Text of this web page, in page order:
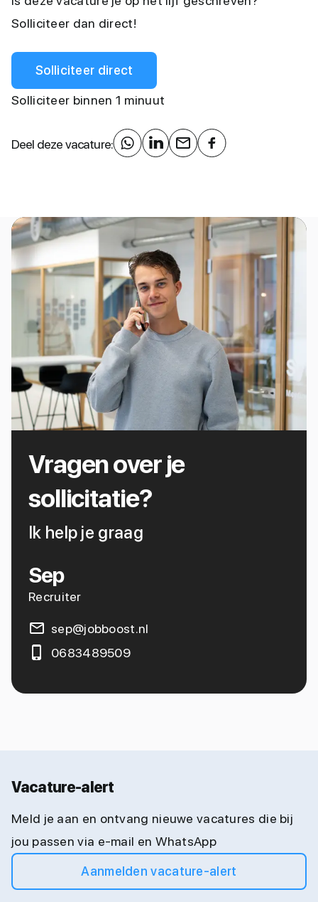
Solliciteer dan direct!
Solliciteer direct
Solliciteer binnen 1 minuut
Deel deze vacature:
Vragen over je
sollicitatie?
Ik help je graag
Sep
Recruiter
sep@jobboost.nl
0683489509
Vacature-alert
Meld je aan en ontvang nieuwe vacatures die bij
jou passen via e-mail en WhatsApp
Aanmelden vacature-alert